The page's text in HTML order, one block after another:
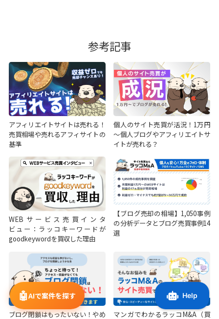
参考記事
アフィリエイトサイトは売れる！
売買相場や売れるアフィサイトの
基準
個人のサイト売買が活況！1万円
～個人ブログやアフィリエイトサ
イトが売れる？
WEBサービス売買インタ
ビュー：ラッコキーワードが
goodkeywordを買収した理由
【ブログ売却の相場】1,050事例
の分析データとブログ売買事例14
選
ブログ閉鎖はもったいない！やめ
マンガでわかるラッコM&A（買
🤖AIで案件を探す